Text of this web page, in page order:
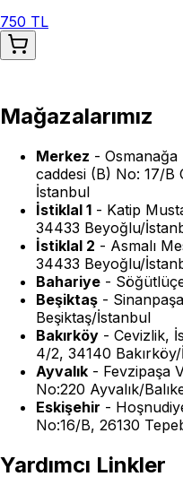
750 TL
Mağazalarımız
Merkez - Osmanağa
caddesi (B) No: 17/B
İstanbul
İstiklal 1 - Katip
34433 Beyoğlu/
İstiklal 2 - Asmalı
34433 Beyoğlu/
Bahariye -
Beşiktaş -
Beşiktaş/İstanbul
Bakırköy - Cevizlik,
4/2, 34140
Ayvalık - Fevzipaşa
No:220 Ayvalık/
Eskişehir -
No:16/B, 26130
Yardımcı Linkler